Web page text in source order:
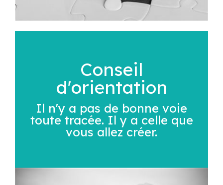
Conseil
d'orientation
Il n'y a pas de bonne voie
toute tracée. Il y a celle que
vous allez créer.